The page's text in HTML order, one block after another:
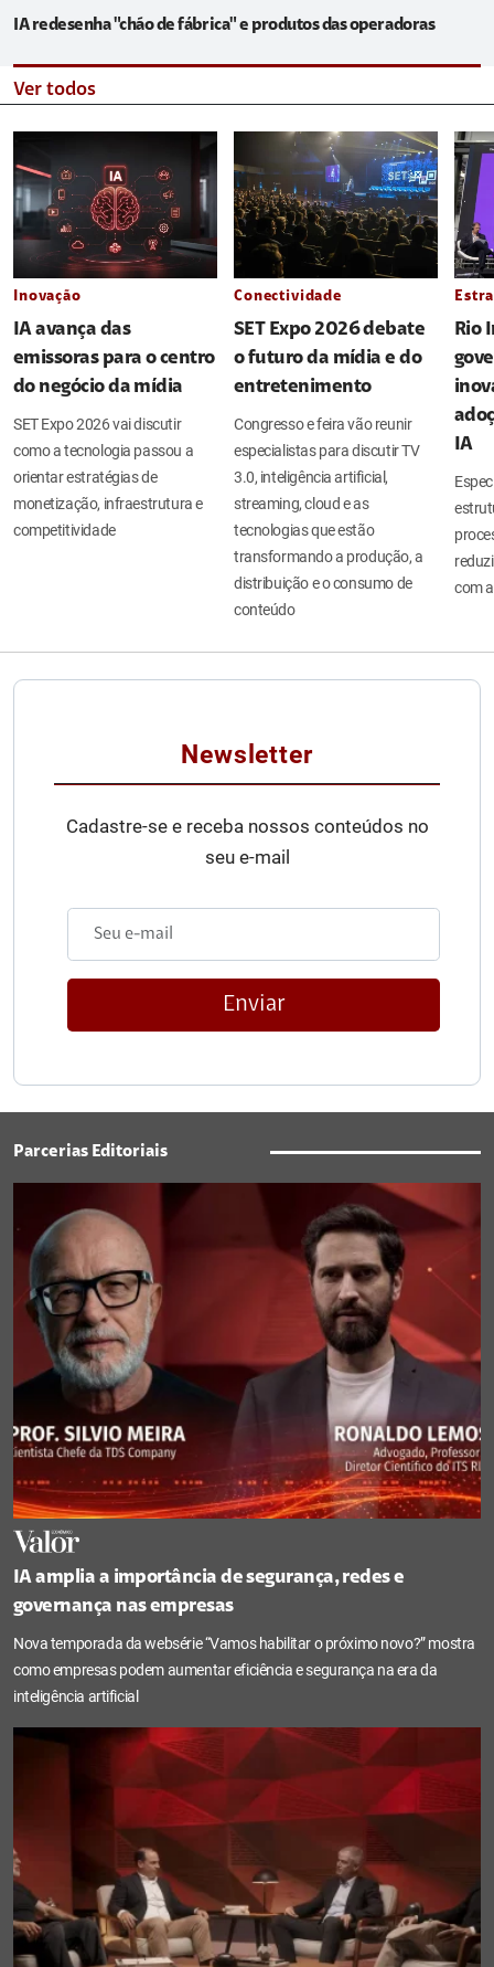
IA redesenha "chão de fábrica" e produtos das operadoras
Ver todos
Inovação
IA avança das
emissoras para o centro
do negócio da mídia
SET Expo 2026 vai discutir
como a tecnologia passou a
orientar estratégias de
monetização, infraestrutura e
competitividade
Conectividade
SET Expo 2026 debate
o futuro da mídia e do
entretenimento
Congresso e feira vão reunir
especialistas para discutir TV
3.0, inteligência artificial,
streaming, cloud e as
tecnologias que estão
transformando a produção, a
distribuição e o consumo de
conteúdo
Rio
IA
com
Newsletter
Cadastre-se e receba nossos conteúdos no
seu e-mail
Enviar
Parcerias Editoriais
IA amplia a importância de segurança, redes e
governança nas empresas
Nova temporada da websérie “Vamos habilitar o próximo novo?” mostra
como empresas podem aumentar eficiência e segurança na era da
inteligência artificial